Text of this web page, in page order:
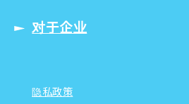
对于企业
隐私政策